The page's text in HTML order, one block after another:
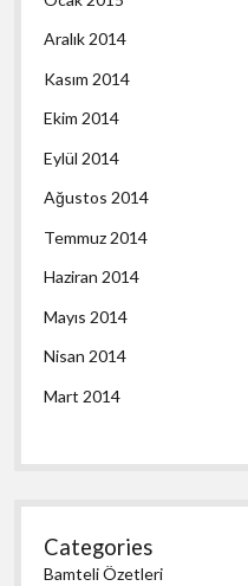
Aralık 2014
Kasım 2014
Ekim 2014
Eylül 2014
Ağustos 2014
Temmuz 2014
Haziran 2014
Mayıs 2014
Nisan 2014
Mart 2014
Categories
Bamteli Özetleri